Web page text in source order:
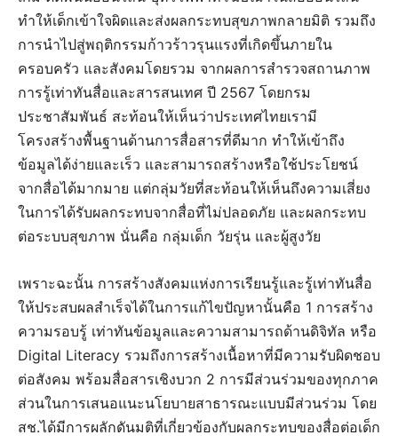
ทำให้เด็กเข้าใจผิดและส่งผลกระทบสุขภาพกลายมิติ รวมถึง
การนำไปสู่พฤติกรรมก้าวร้าวรุนแรงที่เกิดขึ้นภายใน
ครอบครัว และสังคมโดยรวม จากผลการสำรวจสถานภาพ
การรู้เท่าทันสื่อและสารสนเทศ ปี 2567 โดยกรม
ประชาสัมพันธ์ สะท้อนให้เห็นว่าประเทศไทยเรามี
โครงสร้างพื้นฐานด้านการสื่อสารที่ดีมาก ทำให้เข้าถึง
ข้อมูลได้ง่ายและเร็ว และสามารถสร้างหรือใช้ประโยชน์
จากสื่อได้มากมาย แต่กลุ่มวัยที่สะท้อนให้เห็นถึงความเสี่ยง
ในการได้รับผลกระทบจากสื่อที่ไม่ปลอดภัย และผลกระทบ
ต่อระบบสุขภาพ นั่นคือ กลุ่มเด็ก วัยรุ่น และผู้สูงวัย
เพราะฉะนั้น การสร้างสังคมแห่งการเรียนรู้และรู้เท่าทันสื่อ
ให้ประสบผลสำเร็จได้ในการแก้ไขปัญหานั้นคือ 1 การสร้าง
ความรอบรู้ เท่าทันข้อมูลและความสามารถด้านดิจิทัล หรือ
Digital Literacy รวมถึงการสร้างเนื้อหาที่มีความรับผิดชอบ
ต่อสังคม พร้อมสื่อสารเชิงบวก 2 การมีส่วนร่วมของทุกภาค
ส่วนในการเสนอแนะนโยบายสาธารณะแบบมีส่วนร่วม โดย
สช.ได้มีการผลักดันมติที่เกี่ยวข้องกับผลกระทบของสื่อต่อเด็ก